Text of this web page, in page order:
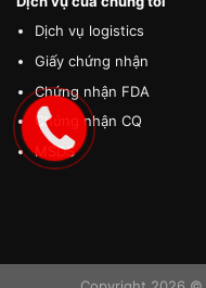
Dịch vụ logistics
Giấy chứng nhận
Chứng nhận FDA
Chứng nhận CQ
MSDS